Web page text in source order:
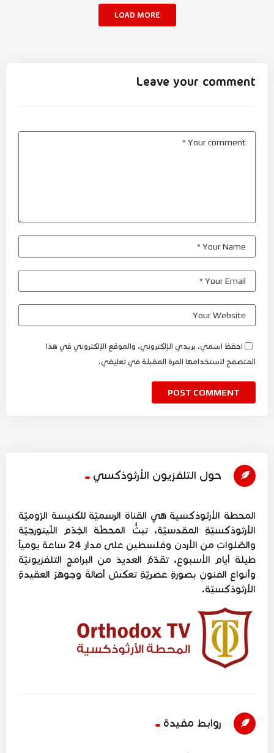
LOAD MORE
Leave your comment
احفظ اسمي، بريدي الإلكتروني، والموقع الإلكتروني في هذا
المتصفح لاستخدامها المرة المقبلة في تعليقي.
حول التلفزيون الأرثوذكسي
المحطة الأرثوذكسية هي القناة الرسميّة للكنيسة الرّوميّة
الأرثوذكسيّةِ المقدسيّة، تبثُّ المحطّة الخِدَم اللّيتورجيّة
والصّلواتِ من الأردن وفلسطين على مدار 24 ساعة يومياً
طيلة أيام الأسبوع، تقدّمُ العديدَ من البرامجِ التلفزيونيّة
وأنواعِ الفنونِ بصورةِ عصريّةِ تعكسُ أصالةَ وجوهرَ العقيدةِ
الأرثوذكسيّة.
روابط مفيدة